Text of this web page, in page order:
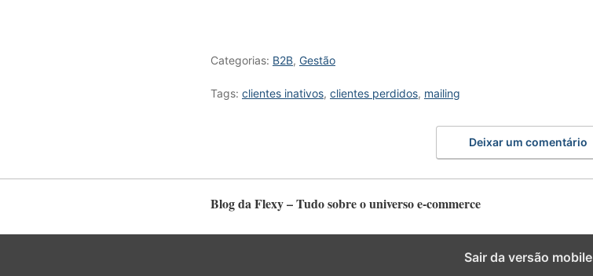
Categorias: B2B, Gestão
Tags: clientes inativos, clientes perdidos, mailing
Deixar um comentário
Blog da Flexy – Tudo sobre o universo e-commerce
Sair da versão mobile